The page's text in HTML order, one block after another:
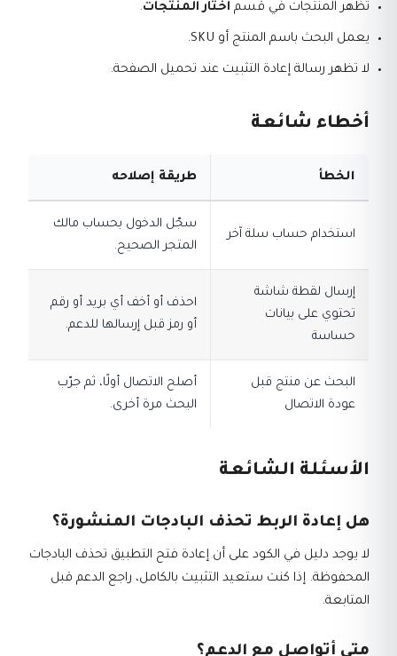
تظهر المنتجات في قسم اختار المنتجات.
يعمل البحث باسم المنتج أو SKU.
لا تظهر رسالة إعادة التثبيت عند تحميل الصفحة.
أخطاء شائعة
الخطأ طريقة إصلاحه
استخدام حساب سلة آخر
سجّل الدخول بحساب مالك
المتجر الصحيح.
إرسال لقطة شاشة
تحتوي على بيانات
حساسة
احذف أو أخف أي بريد أو رقم
أو رمز قبل إرسالها للدعم.
البحث عن منتج قبل
عودة الاتصال
أصلح الاتصال أولًا، ثم جرّب
البحث مرة أخرى.
الأسئلة الشائعة
هل إعادة الربط تحذف البادجات المنشورة؟
لا يوجد دليل في الكود على أن إعادة فتح التطبيق تحذف البادجات
المحفوظة. إذا كنت ستعيد التثبيت بالكامل، راجع الدعم قبل
المتابعة.
متى أتواصل مع الدعم؟